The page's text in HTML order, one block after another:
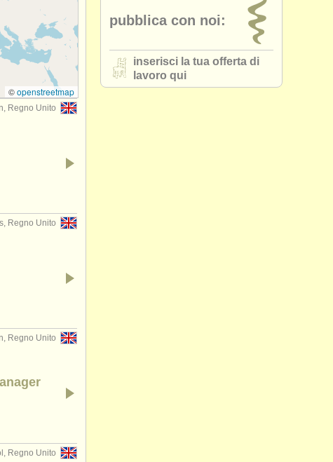
©openstreetmap
Regno Unito
Regno Unito
Regno Unito
Regno Unito
pubblica con noi:
inserisci la tua offerta di
lavoro qui